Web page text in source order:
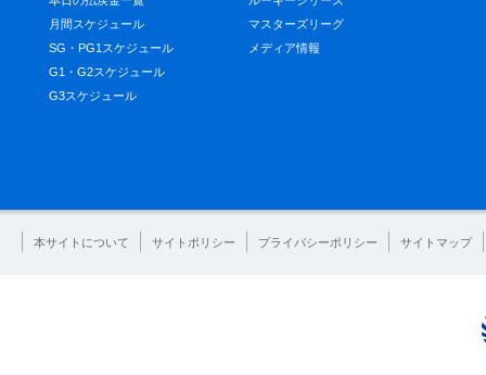
月間スケジュール
SG・PG1スケジュール
G1・G2スケジュール
G3スケジュール
マスターズリーグ
メディア情報
本サイトについて サイトポリシー プライバシーポリシー サイトマップ